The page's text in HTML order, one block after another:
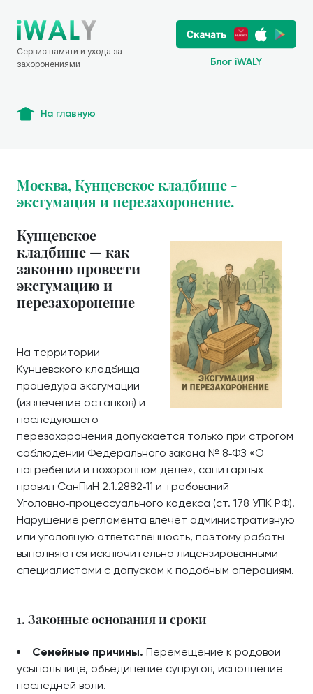
Сервис памяти и ухода за
захоронениями
Блог iWALY
На главную
Москва, Кунцевское кладбище -
эксгумация и перезахоронение.
Кунцевское
кладбище — как
законно провести
эксгумацию и
перезахоронение
На территории
Кунцевского кладбища
процедура эксгумации
(извлечение останков) и
последующего
перезахоронения допускается только при строгом
соблюдении Федерального закона № 8‑ФЗ «О
погребении и похоронном деле», санитарных
правил СанПиН 2.1.2882‑11 и требований
Уголовно‑процессуального кодекса (ст. 178 УПК РФ).
Нарушение регламента влечёт административную
или уголовную ответственность, поэтому работы
выполняются исключительно лицензированными
специалистами с допуском к подобным операциям.
1. Законные основания и сроки
Семейные причины. Перемещение к родовой
усыпальнице, объединение супругов, исполнение
последней воли.